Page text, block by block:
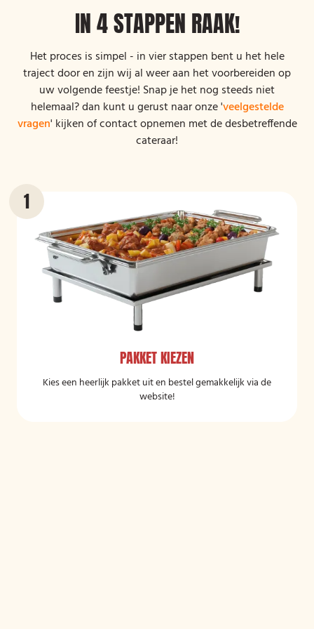
IN 4 STAPPEN RAAK!
Het proces is simpel - in vier stappen bent u het hele
traject door en zijn wij al weer aan het voorbereiden op
uw volgende feestje! Snap je het nog steeds niet
helemaal? dan kunt u gerust naar onze 'veelgestelde
vragen' kijken of contact opnemen met de desbetreffende
cateraar!
PAKKET KIEZEN
Kies een heerlijk pakket uit en bestel gemakkelijk via de
website!